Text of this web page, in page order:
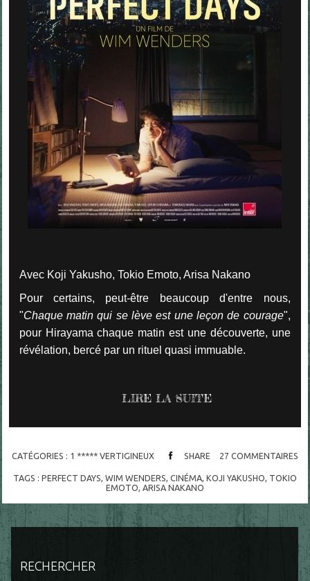
Avec Koji Yakusho, Tokio Emoto, Arisa Nakano
Pour certains, peut-être beaucoup d'entre nous,
"Chaque matin qui se lève est une leçon de courage",
pour Hirayama chaque matin est une découverte, une
révélation, bercé par un rituel quasi immuable.
LIRE LA SUITE
CATÉGORIES : 1 ***** VERTIGINEUX SHARE 27 COMMENTAIRES
TAGS : PERFECT DAYS, WIM WENDERS, CINÉMA, KOJI YAKUSHO, TOKIO
EMOTO, ARISA NAKANO
RECHERCHER